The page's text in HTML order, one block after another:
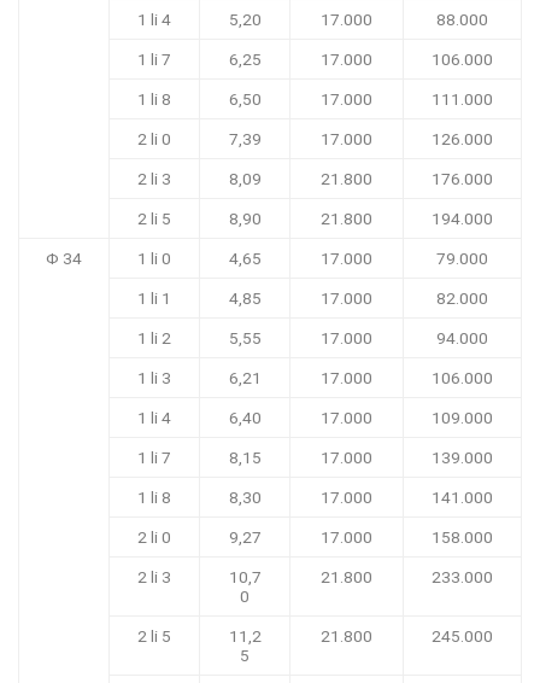
1 li 4 5,20 17.000 88.000
1 li 7 6,25 17.000 106.000
1 li 8 6,50 17.000 111.000
2 li 0 7,39 17.000 126.000
2 li 3 8,09 21.800 176.000
2 li 5 8,90 21.800 194.000
Φ 34 1 li 0 4,65 17.000 79.000
1 li 1 4,85 17.000 82.000
1 li 2 5,55 17.000 94.000
1 li 3 6,21 17.000 106.000
1 li 4 6,40 17.000 109.000
1 li 7 8,15 17.000 139.000
1 li 8 8,30 17.000 141.000
2 li 0 9,27 17.000 158.000
2 li 3
10,7
0
21.800 233.000
2 li 5
11,2
5
21.800 245.000